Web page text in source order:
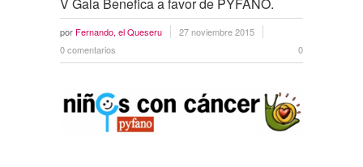
por Fernando, el Queseru
27 noviembre 2015
0 comentarios
0